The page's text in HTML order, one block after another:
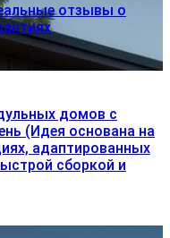
отзывы о
домов с
(Идея основана на
адаптированных
сборкой и